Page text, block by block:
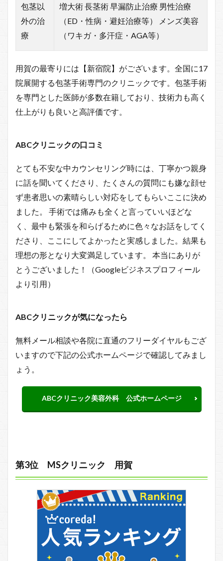
包茎以
外の治
療
増大術 長茎術 早漏防止治療 男性治療
（ED・性病・避妊治療等） メンズ美容
（ワキガ・多汗症・AGA等）
用賀の最寄りには【新宿院】がございます。全国に17
院展開する包茎手術専門のクリニックです。包茎手術
を専門とした医師が多数在籍しており、技術力も高く
仕上がりも良いと高評価です。
ABCクリニックの口コミ
とても不安な中カウンセリング時には、丁寧かつ親身
に話を聞いてくださり、たくさんの質問にも嫌な顔せ
ず患者思いの素晴らしい対応をしてもらいここに決め
ました。 手術では痛みも全くと言っていいほどな
く、最中も緊張を和らげるために色々なお話をしてく
ださり、ここにしてよかったと実感しました。結果も
理想の形となり大変満足しています。 本当にありが
とうございました！（Googleビジネスプロフィール
より引用）
ABCクリニックが気になったら
無料メール相談や各院に直通のフリーダイヤルもござ
いますので下記の公式ホームページで確認してみまし
ょう。
ABCクリニック美容外科 公式ホームページ
第3位 MSクリニック 用賀